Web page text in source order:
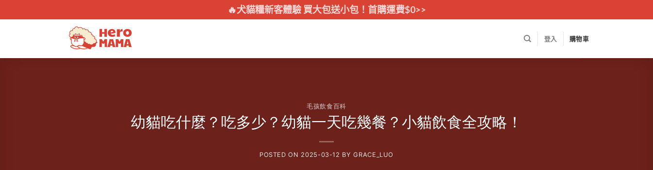
to
🔥犬貓糧新客體驗 買大包送小包！首購運費$0>>
登入 購物車
毛孩飲食百科
幼貓吃什麼？吃多少？幼貓一天吃幾餐？小貓飲食全攻略！
POSTED ON 2025-03-12 BYGRACE_LUO